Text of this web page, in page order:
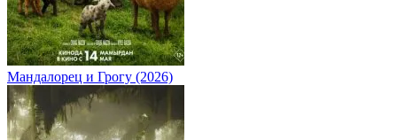
Мандалорец и Грогу (2026)